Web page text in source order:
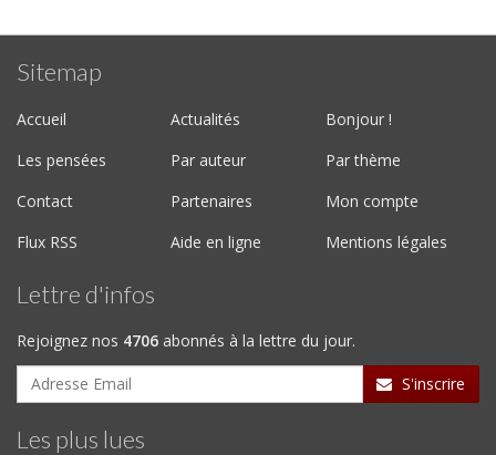
Sitemap
Accueil Actualités
Bonjour !
Les pensées
Par auteur
Par thème
Contact
Partenaires
Mon compte
Flux RSS
Aide en ligne Mentions légales
Lettre d'infos
Rejoignez nos 4706 abonnés à la lettre du jour.
S'inscrire
Les plus lues